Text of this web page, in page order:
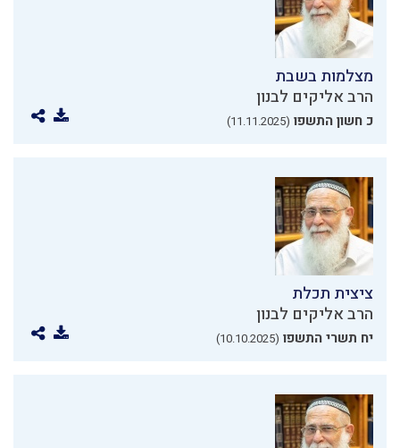
מצלמות בשבת
הרב אליקים לבנון
כ חשון התשפו (11.11.2025)
ציצית תכלת
הרב אליקים לבנון
יח תשרי התשפו (10.10.2025)